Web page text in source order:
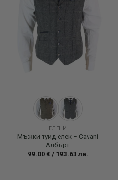
ЕЛЕЦИ
Мъжки туид елек – Cavani
Албърт
99.00 € / 193.63 лв.